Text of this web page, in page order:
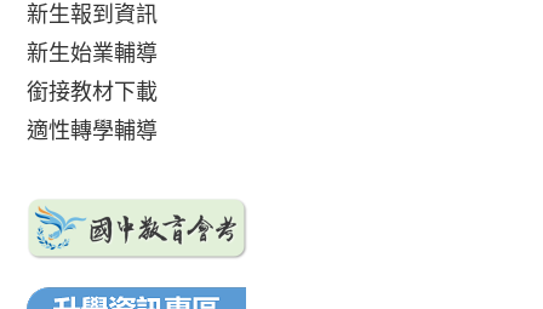
新生報到資訊
新生始業輔導
銜接教材下載
適性轉學輔導